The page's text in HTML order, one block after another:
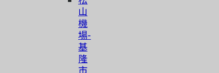
山
機
場-
基
隆
市